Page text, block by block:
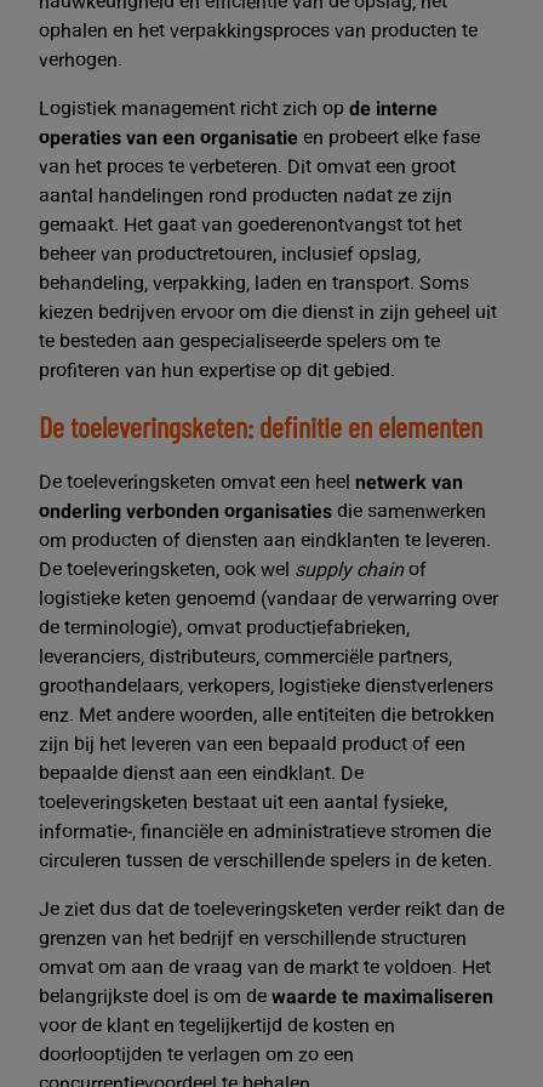
ophalen en het verpakkingsproces van producten te
verhogen.
Logistiek management richt zich op de interne
operaties van een organisatie en probeert elke fase
van het proces te verbeteren. Dit omvat een groot
aantal handelingen rond producten nadat ze zijn
gemaakt. Het gaat van goederenontvangst tot het
beheer van productretouren, inclusief opslag,
behandeling, verpakking, laden en transport. Soms
kiezen bedrijven ervoor om die dienst in zijn geheel uit
te besteden aan gespecialiseerde spelers om te
profiteren van hun expertise op dit gebied.
De toeleveringsketen: definitie en elementen
De toeleveringsketen omvat een heel netwerk van
onderling verbonden organisaties die samenwerken
om producten of diensten aan eindklanten te leveren.
De toeleveringsketen, ook wel supply chainof
logistieke keten genoemd (vandaar de verwarring over
de terminologie), omvat productiefabrieken,
leveranciers, distributeurs, commerciële partners,
groothandelaars, verkopers, logistieke dienstverleners
enz. Met andere woorden, alle entiteiten die betrokken
zijn bij het leveren van een bepaald product of een
bepaalde dienst aan een eindklant. De
toeleveringsketen bestaat uit een aantal fysieke,
informatie-, financiële en administratieve stromen die
circuleren tussen de verschillende spelers in de keten.
Je ziet dus dat de toeleveringsketen verder reikt dan de
grenzen van het bedrijf en verschillende structuren
omvat om aan de vraag van de markt te voldoen. Het
belangrijkste doel is om de waarde te maximaliseren
voor de klant en tegelijkertijd de kosten en
doorlooptijden te verlagen om zo een